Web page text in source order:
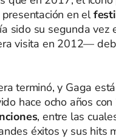
en el
sido su segunda vez
visita en 2012—
terminó, y Gaga
hace ocho años con
, entre las
éxitos y sus hits